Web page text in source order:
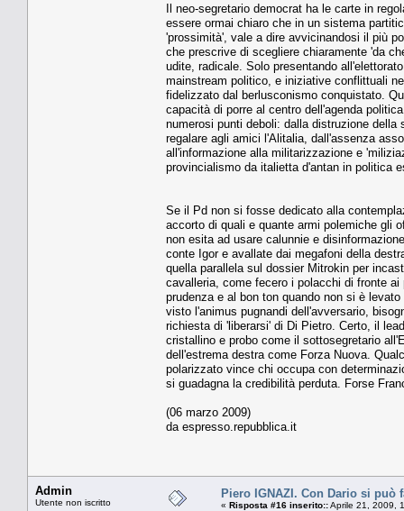
Il neo-segretario democrat ha le carte in
essere ormai chiaro che in un sistema
'prossimità', vale a dire avvicinandosi il più
che prescrive di scegliere chiaramente 'da
udite, radicale. Solo presentando
mainstream politico, e iniziative conflittuali
fidelizzato dal berlusconismo conquistato.
capacità di porre al centro dell'agenda
numerosi punti deboli: dalla distruzione
regalare agli amici l'Alitalia, dall'assenza
all'informazione alla militarizzazione e
provincialismo da italietta d'antan in politica
Se il Pd non si fosse dedicato alla
accorto di quali e quante armi polemiche gli
non esita ad usare calunnie e
conte Igor e avallate dai megafoni della
quella parallela sul dossier Mitrokin per
cavalleria, come fecero i polacchi di fronte
prudenza e al bon ton quando non si è
visto l'animus pugnandi dell'avversario,
richiesta di 'liberarsi' di Di Pietro. Certo, il
cristallino e probo come il sottosegretario
dell'estrema destra come Forza Nuova.
polarizzato vince chi occupa con
si guadagna la credibilità perduta. Forse
(06 marzo 2009)
da espresso.repubblica.it
Admin
Utente non iscritto
Piero IGNAZI. Con Dario si può
« Risposta #16 inserito::Aprile 21, 2009,